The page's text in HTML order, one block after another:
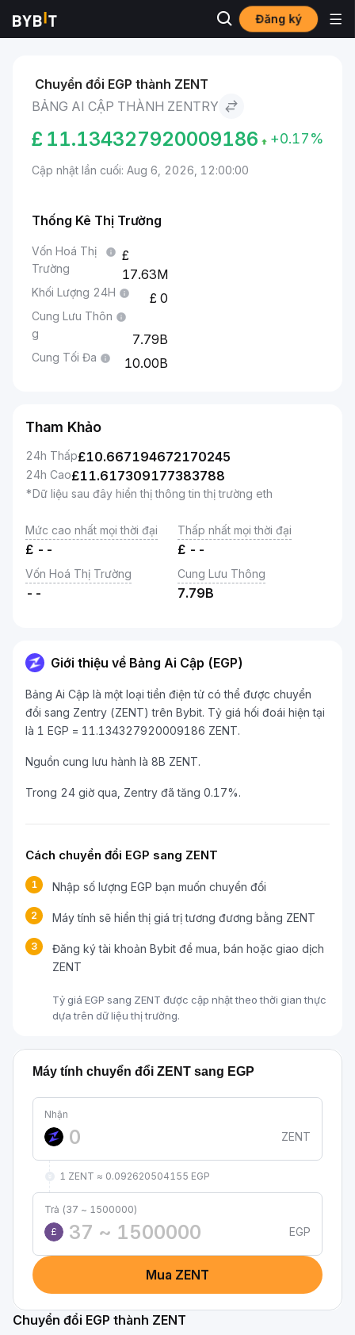
Đăng ký
Thị trường Bảng Ai Cập to Zentry
Chuyển đổi EGP thành ZENT
BẢNG AI CẬP THÀNH ZENTRY
£ 11.134327920009186 +0.17%
Cập nhật lần cuối: Aug 6, 2026, 12:00:00
Thống Kê Thị Trường
Vốn Hoá Thị
Trường
17.63M
Khối Lượng 24H 0
Cung Lưu Thôn
g
7.79B
Cung Tối Đa 10.00B
Tham Khảo
24h Thấp£10.667194672170245
24h Cao£11.617309177383788
*Dữ liệu sau đây hiển thị thông tin thị trường eth
Mức cao nhất mọi thời đại
£ --
Thấp nhất mọi thời đại
£ --
Vốn Hoá Thị Trường
--
Cung Lưu Thông
7.79B
Giới thiệu về Bảng Ai Cập (EGP)
Bảng Ai Cập là một loại tiền điện tử có thể được chuyển
đổi sang Zentry (ZENT) trên Bybit. Tỷ giá hối đoái hiện tại
là 1 EGP = 11.134327920009186 ZENT.
Nguồn cung lưu hành là 8B ZENT.
Trong 24 giờ qua, Zentry đã tăng 0.17%.
Cách chuyển đổi EGP sang ZENT
1 Nhập số lượng EGP bạn muốn chuyển đổi
2 Máy tính sẽ hiển thị giá trị tương đương bằng ZENT
3
Đăng ký tài khoản Bybit để mua, bán hoặc giao dịch
ZENT
Tỷ giá EGP sang ZENT được cập nhật theo thời gian thực
dựa trên dữ liệu thị trường.
Máy tính chuyển đổi ZENT sang EGP
Nhận
ZENT
1 ZENT ≈ 0.092620504155 EGP
Trả (37 ~ 1500000)
£
EGP
Mua ZENT
Chuyển đổi EGP thành ZENT